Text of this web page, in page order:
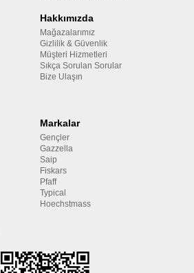
Hakkımızda
Mağazalarımız
Gizlilik & Güvenlik
Müşteri Hizmetleri
Sıkça Sorulan Sorular
Bize Ulaşın
Markalar
Gençler
Gazzella
Saip
Fiskars
Pfaff
Typical
Hoechstmass